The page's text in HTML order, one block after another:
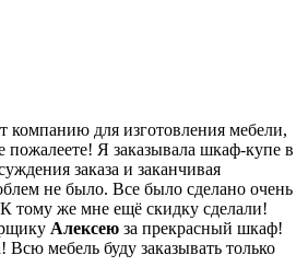
компанию для изготовления мебели,
Я заказывала шкаф-купе в
заказа и заканчивая
не было. Все было сделано очень
тому же мне ещё скидку сделали!
Алексею за прекрасный шкаф!
Всю мебель буду заказывать только